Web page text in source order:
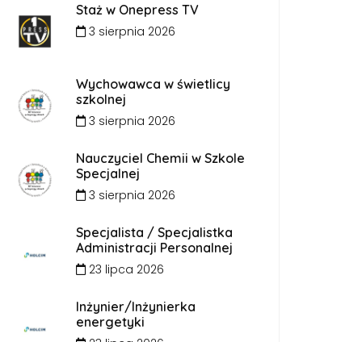
Staż w Onepress TV
3 sierpnia 2026
Wychowawca w świetlicy
szkolnej
3 sierpnia 2026
Nauczyciel Chemii w Szkole
Specjalnej
3 sierpnia 2026
Specjalista / Specjalistka
Administracji Personalnej
23 lipca 2026
Inżynier/Inżynierka
energetyki